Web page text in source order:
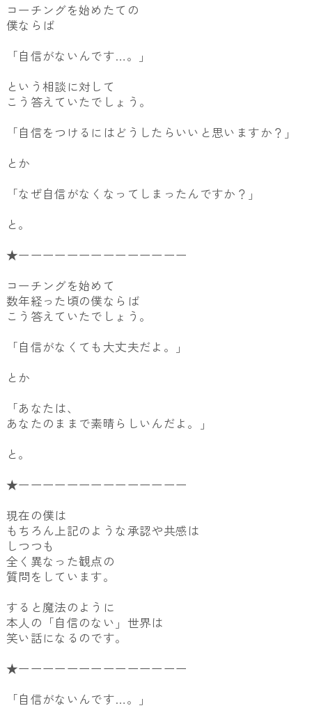
コーチングを始めたての
僕ならば
「自信がないんです…。」
という相談に対して
こう答えていたでしょう。
「自信をつけるにはどうしたらいいと思いますか？」
とか
「なぜ自信がなくなってしまったんですか？」
と。
★ーーーーーーーーーーーーーー
コーチングを始めて
数年経った頃の僕ならば
こう答えていたでしょう。
「自信がなくても大丈夫だよ。」
とか
「あなたは、
あなたのままで素晴らしいんだよ。」
と。
★ーーーーーーーーーーーーーー
現在の僕は
もちろん上記のような承認や共感は
しつつも
全く異なった観点の
質問をしています。
すると魔法のように
本人の「自信のない」世界は
笑い話になるのです。
★ーーーーーーーーーーーーーー
「自信がないんです…。」